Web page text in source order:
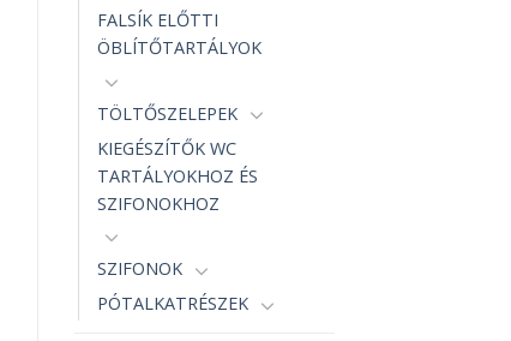
FALSÍK ELŐTTI
ÖBLÍTŐTARTÁLYOK
TÖLTŐSZELEPEK
KIEGÉSZÍTŐK WC
TARTÁLYOKHOZ ÉS
SZIFONOKHOZ
SZIFONOK
PÓTALKATRÉSZEK